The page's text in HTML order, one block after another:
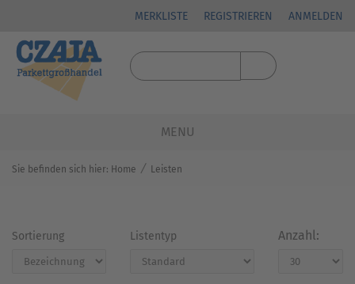
MERKLISTE REGISTRIEREN ANMELDEN
MENU
Sie befinden sich hier: Home ⁄ Leisten
Sortierung Listentyp Anzahl: